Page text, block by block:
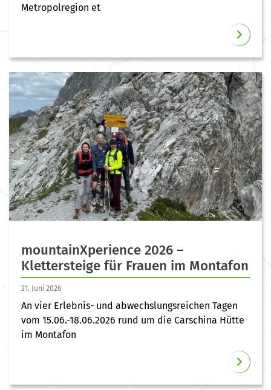
Metropolregion et
mountainXperience 2026 –
Klettersteige für Frauen im Montafon
21. Juni 2026
An vier Erlebnis- und abwechslungsreichen Tagen
vom 15.06.-18.06.2026 rund um die Carschina Hütte
im Montafon